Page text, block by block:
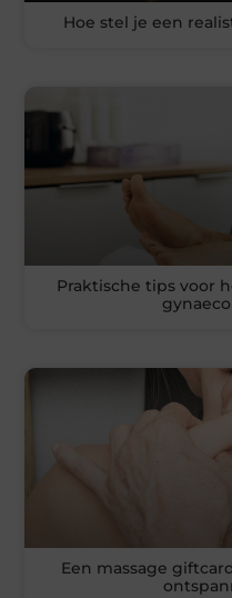
Hoe stel je een
Praktische tips voor
Een massage